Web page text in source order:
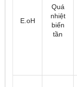
E.oH
Quá
nhiệt
biến
tần